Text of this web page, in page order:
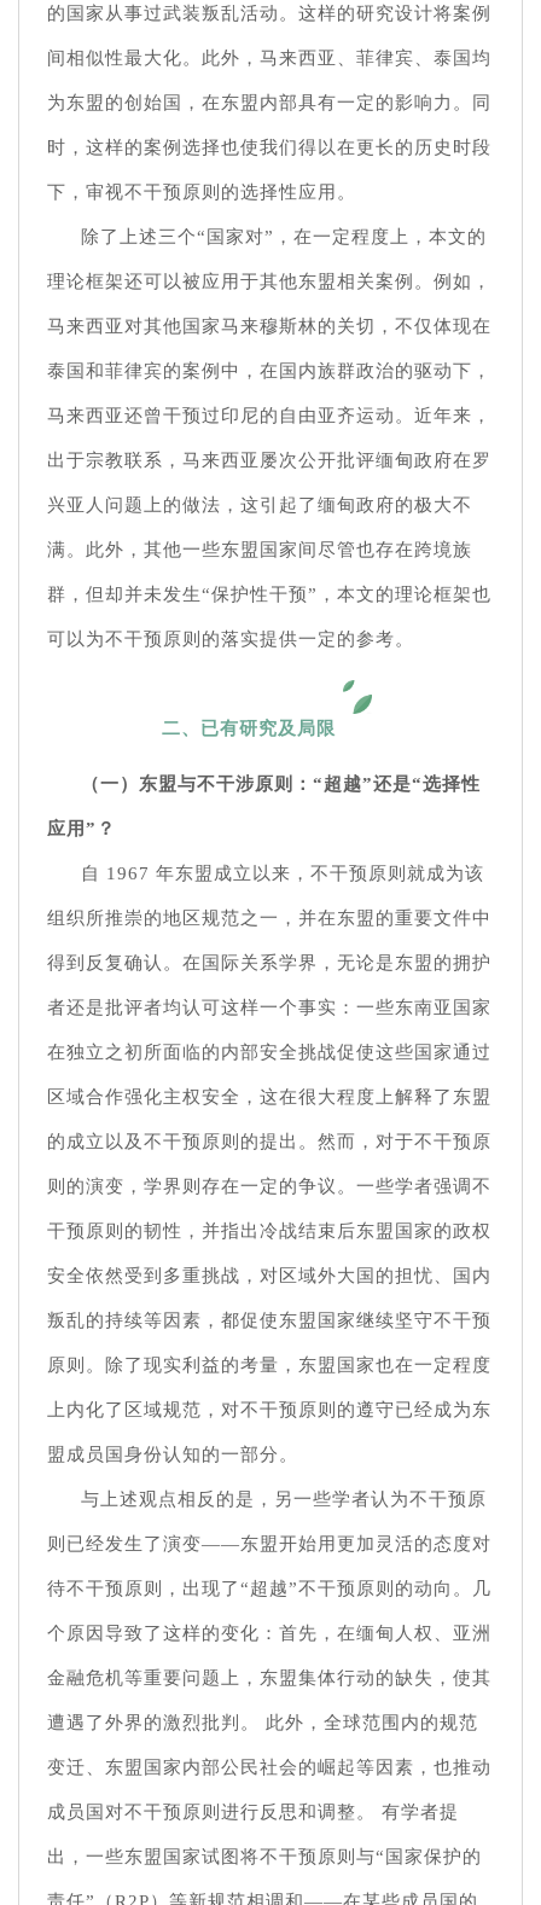
的国家从事过武装叛乱活动。这样的研究设计将案例
间相似性最大化。此外，马来西亚、菲律宾、泰国均
为东盟的创始国，在东盟内部具有一定的影响力。同
时，这样的案例选择也使我们得以在更长的历史时段
下，审视不干预原则的选择性应用。
除了上述三个“国家对”，在一定程度上，本文的
理论框架还可以被应用于其他东盟相关案例。例如，
马来西亚对其他国家马来穆斯林的关切，不仅体现在
泰国和菲律宾的案例中，在国内族群政治的驱动下，
马来西亚还曾干预过印尼的自由亚齐运动。近年来，
出于宗教联系，马来西亚屡次公开批评缅甸政府在罗
兴亚人问题上的做法，这引起了缅甸政府的极大不
满。此外，其他一些东盟国家间尽管也存在跨境族
群，但却并未发生“保护性干预”，本文的理论框架也
可以为不干预原则的落实提供一定的参考。
二、已有研究及局限
（一）东盟与不干涉原则：“超越”还是“选择性
应用”？
自 1967 年东盟成立以来，不干预原则就成为该
组织所推崇的地区规范之一，并在东盟的重要文件中
得到反复确认。在国际关系学界，无论是东盟的拥护
者还是批评者均认可这样一个事实：一些东南亚国家
在独立之初所面临的内部安全挑战促使这些国家通过
区域合作强化主权安全，这在很大程度上解释了东盟
的成立以及不干预原则的提出。然而，对于不干预原
则的演变，学界则存在一定的争议。一些学者强调不
干预原则的韧性，并指出冷战结束后东盟国家的政权
安全依然受到多重挑战，对区域外大国的担忧、国内
叛乱的持续等因素，都促使东盟国家继续坚守不干预
原则。除了现实利益的考量，东盟国家也在一定程度
上内化了区域规范，对不干预原则的遵守已经成为东
盟成员国身份认知的一部分。
与上述观点相反的是，另一些学者认为不干预原
则已经发生了演变——东盟开始用更加灵活的态度对
待不干预原则，出现了“超越”不干预原则的动向。几
个原因导致了这样的变化：首先，在缅甸人权、亚洲
金融危机等重要问题上，东盟集体行动的缺失，使其
遭遇了外界的激烈批判。 此外，全球范围内的规范
变迁、东盟国家内部公民社会的崛起等因素，也推动
成员国对不干预原则进行反思和调整。 有学者提
出，一些东盟国家试图将不干预原则与“国家保护的